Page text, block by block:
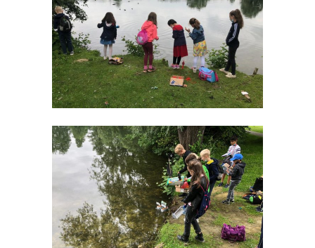
Ganztag
-- Mittagessen
-- Ganztagsangebote
-- Nachmittagsbetreuung
Eltern
-- Informationen für Eltern
-- Wie kommt mein Kind zur Schule?
-- Schulverein
-- Beratung